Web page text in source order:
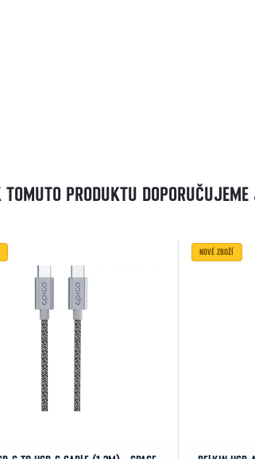
TOMUTO PRODUKTU
NOVÉ ZBOŽÍ